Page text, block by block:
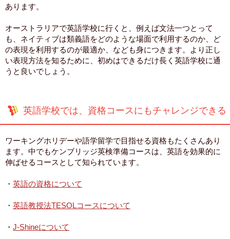
あります。
オーストラリアで英語学校に行くと、例えば文法一つとって
も、ネイティブは類義語をどのような場面で利用するのか、ど
の表現を利用するのが最適か、なども身につきます。より正し
い表現方法を知るために、初めはできるだけ長く英語学校に通
うと良いでしょう。
英語学校では、資格コースにもチャレンジできる
ワーキングホリデーや語学留学で目指せる資格もたくさんあり
ます。中でもケンブリッジ英検準備コースは、英語を効果的に
伸ばせるコースとして知られています。
・ 英語の資格について
・ 英語教授法TESOLコースについて
・ J-Shineについて